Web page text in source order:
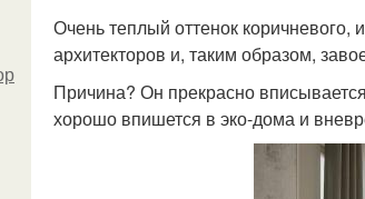
Очень теплый оттенок коричневого,
архитекторов и, таким образом,
Причина? Он прекрасно
хорошо впишется в эко-дома и